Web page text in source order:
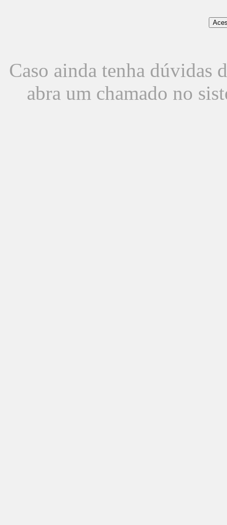
Caso ainda tenha dúvidas
abra um chamado no